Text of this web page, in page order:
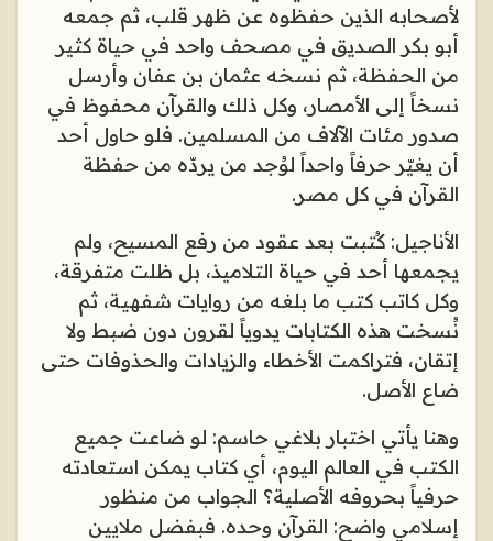
لأصحابه الذين حفظوه عن ظهر قلب، ثم جمعه
أبو بكر الصديق في مصحف واحد في حياة كثير
من الحفظة، ثم نسخه عثمان بن عفان وأرسل
نسخاً إلى الأمصار، وكل ذلك والقرآن محفوظ في
صدور مئات الآلاف من المسلمين. فلو حاول أحد
أن يغيّر حرفاً واحداً لوُجد من يردّه من حفظة
القرآن في كل مصر.
الأناجيل: كُتبت بعد عقود من رفع المسيح، ولم
يجمعها أحد في حياة التلاميذ، بل ظلت متفرقة،
وكل كاتب كتب ما بلغه من روايات شفهية، ثم
نُسخت هذه الكتابات يدوياً لقرون دون ضبط ولا
إتقان، فتراكمت الأخطاء والزيادات والحذوفات حتى
ضاع الأصل.
وهنا يأتي اختبار بلاغي حاسم: لو ضاعت جميع
الكتب في العالم اليوم، أي كتاب يمكن استعادته
حرفياً بحروفه الأصلية؟ الجواب من منظور
إسلامي واضح: القرآن وحده. فبفضل ملايين